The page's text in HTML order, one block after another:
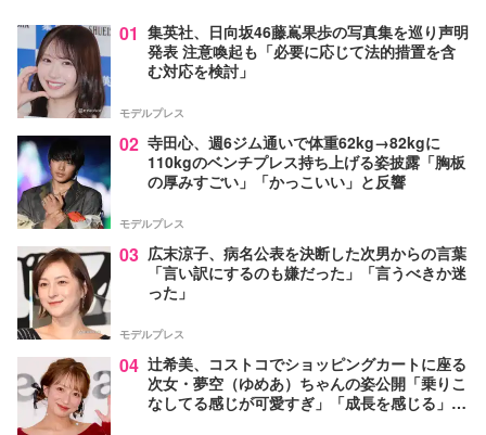
01 集英社、日向坂46藤嶌果歩の写真集を巡り声明
発表 注意喚起も「必要に応じて法的措置を含
む対応を検討」
モデルプレス
02 寺田心、週6ジム通いで体重62kg→82kgに
110kgのベンチプレス持ち上げる姿披露「胸板
の厚みすごい」「かっこいい」と反響
モデルプレス
03 広末涼子、病名公表を決断した次男からの言葉
「言い訳にするのも嫌だった」「言うべきか迷
った」
モデルプレス
04 辻希美、コストコでショッピングカートに座る
次女・夢空（ゆめあ）ちゃんの姿公開「乗りこ
なしてる感じが可愛すぎ」「成長を感じる」の